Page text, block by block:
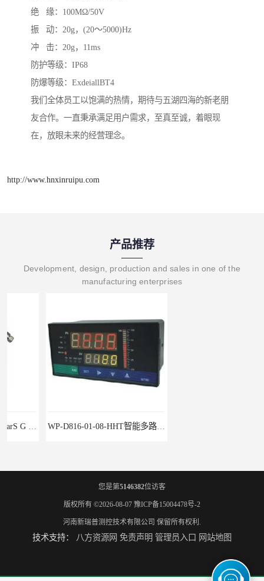
绝 缘：100MΩ/50V
振 动：20g，(20～5000)Hz
冲 击：20g，11ms
防护等级：IP68
防爆等级：ExdeiallBT4
我们全体员工以饱满的热情，期待与五湖四海的新老朋
友合作。一直秉承满足用户需求，至真至诚，着眼现
在，放眼未来的经营理念。
http://www.hnxinruipu.com
产品推荐
Development, design, production and sales in one of the
manufacturing enterprises
WP-D816-01-08-HHT智能多路巡检仪
铜液氨冷器配套用UYB-8003物位变送器 葡萄糖制药业灌装机用UYB-8002液位变送器
您是第5146382位访客
版权所有 ©2026-08-07 豫ICP备15004478号-2
河南新瑞普测控技术有限公司 保留所有权利.
技术支持： 八方资源网 免责声明 管理员入口 网站地图